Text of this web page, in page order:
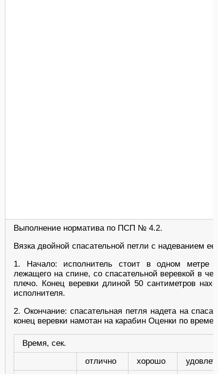
Выполнение норматива по ПСП № 4.2.
Вязка двойной спасательной петли с надеванием
1. Начало: исполнитель стоит в одном метре
лежащего на спине, со спасательной веревкой в
плечо. Конец веревки длиной 50 сантиметров
исполнителя.
2. Окончание: спасательная петля надета на
конец веревки намотан на карабин Оценки по
Время, сек.
отлично
хорошо